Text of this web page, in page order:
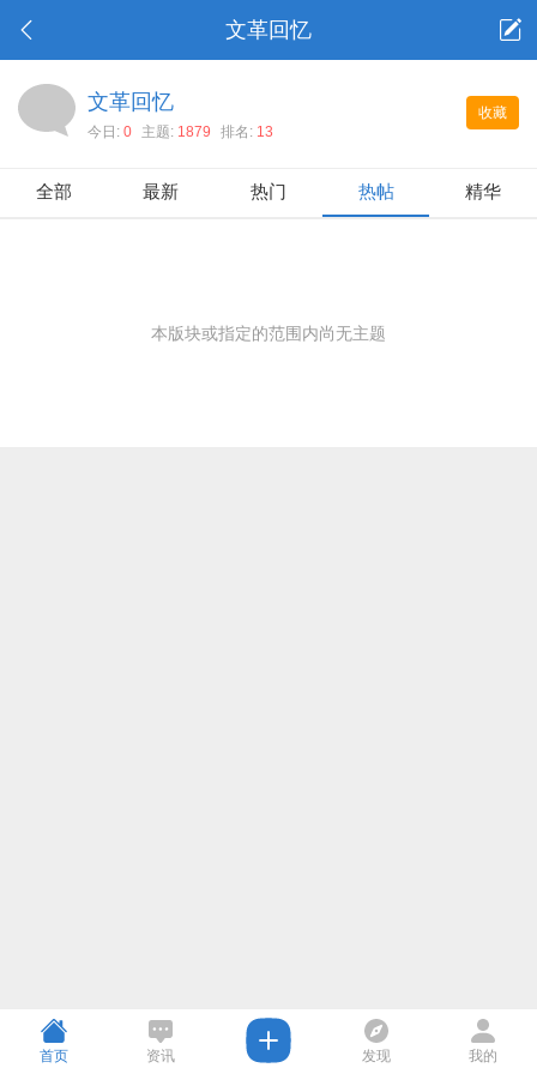
文革回忆
收藏
文革回忆
今日: 0 主题: 1879 排名: 13
全部 最新 热门 热帖 精华
本版块或指定的范围内尚无主题
首页 资讯 发现 我的